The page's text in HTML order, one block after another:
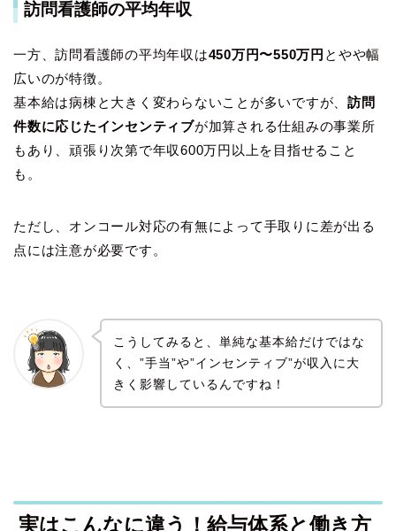
訪問看護師の平均年収
一方、訪問看護師の平均年収は450万円〜550万円 とやや幅
広いのが特徴。
基本給は病棟と大きく変わらないことが多いですが、訪問
件数に応じたインセンティブが加算される仕組みの事業所
もあり、頑張り次第で年収600万円以上を目指せること
も。
ただし、オンコール対応の有無によって手取りに差が出る
点には注意が必要です。
こうしてみると、単純な基本給だけではな
く、”手当”や”インセンティブ”が収入に大
きく影響しているんですね！
実はこんなに違う！給与体系と働き方